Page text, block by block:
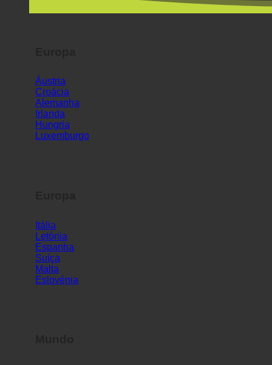
Áustria
Croácia
Alemanha
Irlanda
Hungria
Luxemburgo
Itália
Letónia
Espanha
Suíça
Malta
Eslovénia